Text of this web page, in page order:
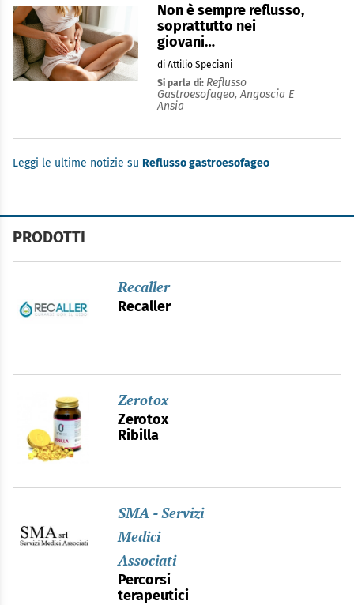
Non è sempre reflusso,
soprattutto nei
giovani…
di Attilio Speciani
Si parla di: Reflusso
Gastroesofageo,Angoscia E
Ansia
Leggi le ultime notizie su Reflusso gastroesofageo
PRODOTTI
Recaller
Recaller
Zerotox
Zerotox
Ribilla
SMA - Servizi
Medici
Associati
Percorsi
terapeutici